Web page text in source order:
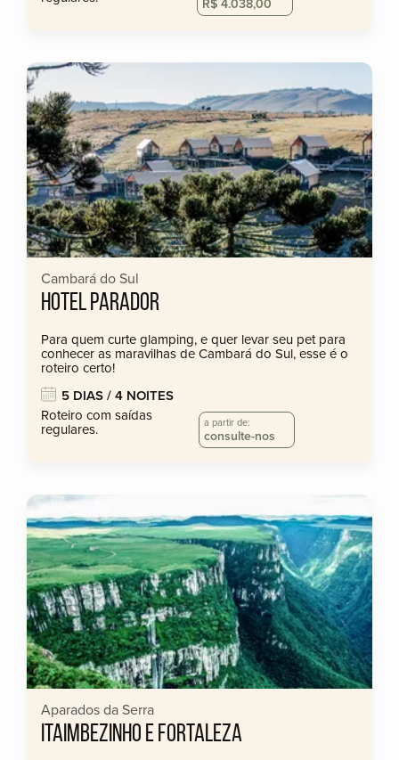
R$ 4.038,00
Cambará do Sul
HOTEL PARADOR
Para quem curte glamping, e quer levar seu pet para
conhecer as maravilhas de Cambará do Sul, esse é o
roteiro certo!
5 DIAS / 4 NOITES
Roteiro com saídas
regulares. a partir de:
consulte-nos
Aparados da Serra
ITAIMBEZINHO E FORTALEZA